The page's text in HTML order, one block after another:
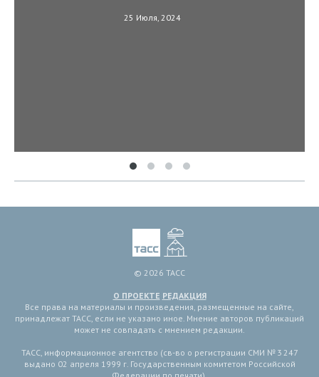
25 Июля, 2024
© 2026 ТАСС
О ПРОЕКТЕ РЕДАКЦИЯ
Все права на материалы и произведения, размещенные на сайте,
принадлежат ТАСС, если не указано иное. Мнение авторов публикаций
может не совпадать с мнением редакции.
ТАСС, информационное агентство (св-во о регистрации СМИ № 3 247
выдано 02 апреля 1999 г. Государственным комитетом Российской